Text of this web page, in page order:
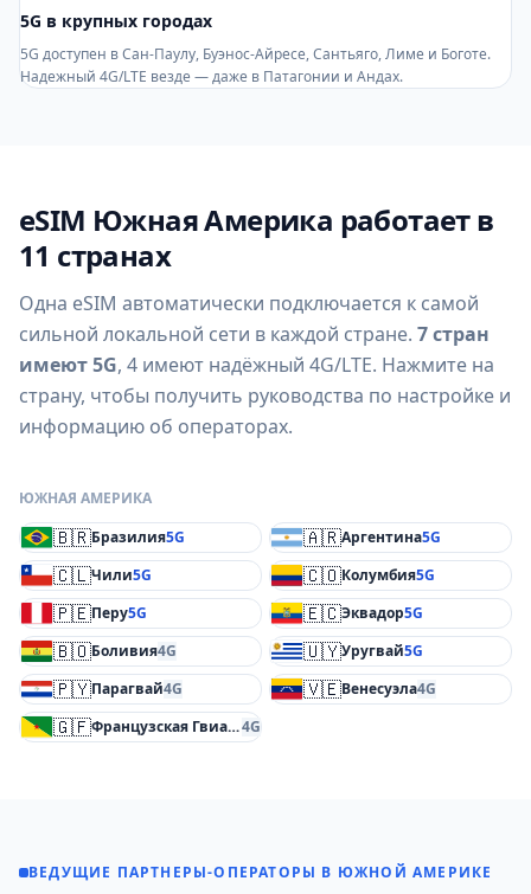
5G в крупных городах
5G доступен в Сан-Паулу, Буэнос-Айресе, Сантьяго, Лиме и Боготе.
Надежный 4G/LTE везде — даже в Патагонии и Андах.
eSIM Южная Америка работает в
11 странах
Одна eSIM автоматически подключается к самой
сильной локальной сети в каждой стране. 7 стран
имеют 5G, 4 имеют надёжный 4G/LTE. Нажмите на
страну, чтобы получить руководства по настройке и
информацию об операторах.
ЮЖНАЯ АМЕРИКА
🇧🇷Бразилия5G 🇦🇷Аргентина5G
🇨🇱Чили5G 🇨🇴Колумбия5G
🇵🇪Перу5G 🇪🇨Эквадор5G
🇧🇴Боливия4G 🇺🇾Уругвай5G
🇵🇾Парагвай4G 🇻🇪Венесуэла4G
🇬🇫 Французская Гвиана4G
ВЕДУЩИЕ ПАРТНЕРЫ-ОПЕРАТОРЫ В ЮЖНОЙ АМЕРИКЕ